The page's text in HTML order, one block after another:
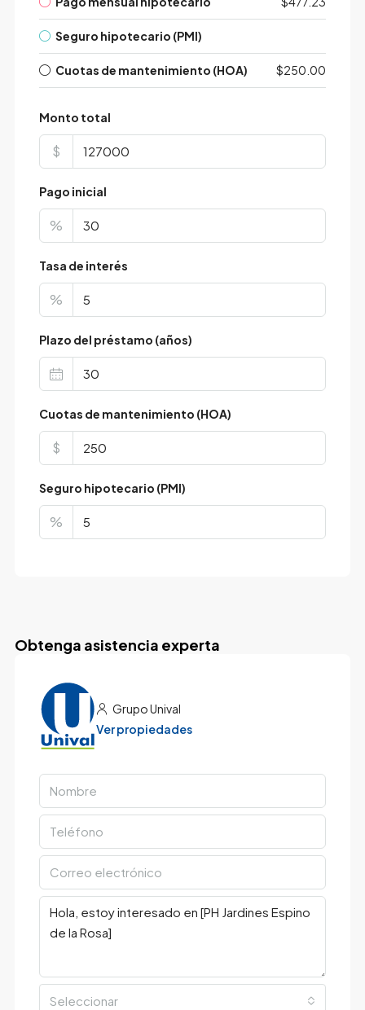
Seguro hipotecario (PMI)
Cuotas de mantenimiento (HOA) $250.00
Monto total
$
Pago inicial
%
Tasa de interés
%
Plazo del préstamo (años)
Cuotas de mantenimiento (HOA)
$
Seguro hipotecario (PMI)
%
Obtenga asistencia experta
Grupo Unival
Ver propiedades
Seleccionar